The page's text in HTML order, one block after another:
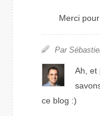
Merci
Par
Ah, et
ce blog :)